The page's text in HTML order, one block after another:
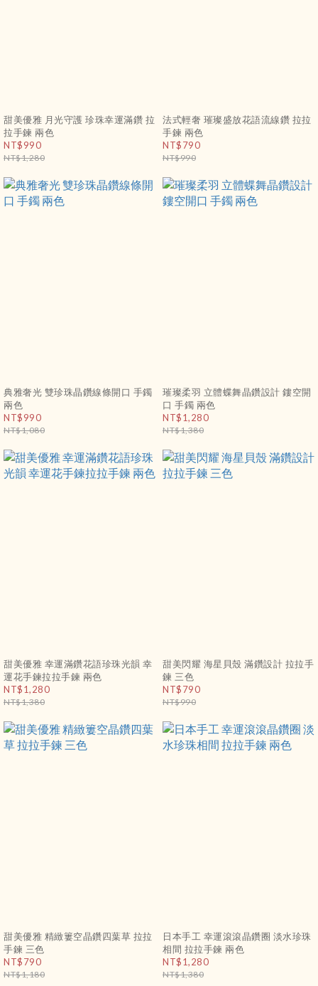
甜美優雅 月光守護 珍珠幸運滿鑽 拉
拉手鍊 兩色
NT$990
NT$1,280
法式輕奢 璀璨盛放花語流線鑽 拉拉
手鍊 兩色
NT$790
NT$990
典雅奢光 雙珍珠晶鑽線條開口 手鐲
兩色
NT$990
NT$1,080
璀璨柔羽 立體蝶舞晶鑽設計 鏤空開
口 手鐲 兩色
NT$1,280
NT$1,380
甜美優雅 幸運滿鑽花語珍珠光韻 幸
運花手鍊拉拉手鍊 兩色
NT$1,280
NT$1,380
甜美閃耀 海星貝殼 滿鑽設計 拉拉手
鍊 三色
NT$790
NT$990
甜美優雅 精緻簍空晶鑽四葉草 拉拉
手鍊 三色
NT$790
NT$1,180
日本手工 幸運滾滾晶鑽圈 淡水珍珠
相間 拉拉手鍊 兩色
NT$1,280
NT$1,380